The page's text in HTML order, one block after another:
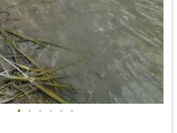
• • • • • •